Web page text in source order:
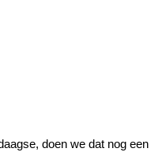
doen we dat nog een